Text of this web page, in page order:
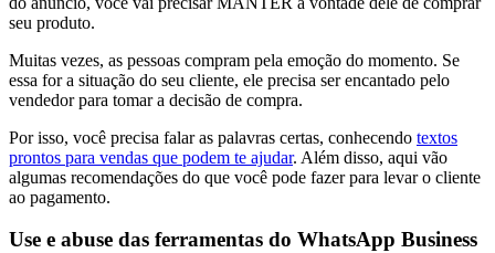
seu produto.
Muitas vezes, as pessoas compram pela emoção do momento. Se
essa for a situação do seu cliente, ele precisa ser encantado pelo
vendedor para tomar a decisão de compra.
Por isso, você precisa falar as palavras certas, conhecendo textos
prontos para vendas que podem te ajudar. Além disso, aqui vão
algumas recomendações do que você pode fazer para levar o cliente
ao pagamento.
Use e abuse das ferramentas do WhatsApp Business